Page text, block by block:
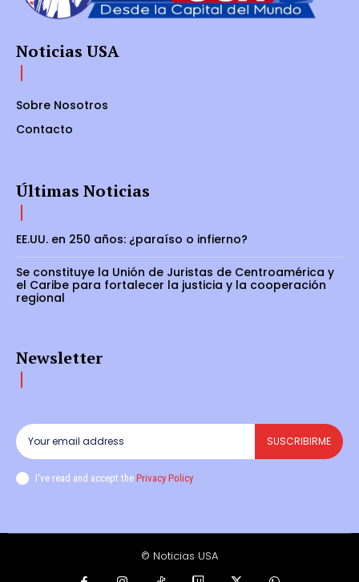
Noticias USA
Sobre Nosotros
Contacto
Últimas Noticias
EE.UU. en 250 años: ¿paraíso o infierno?
Se constituye la Unión de Juristas de Centroamérica y
el Caribe para fortalecer la justicia y la cooperación
regional
Newsletter
SUSCRIBIRME
I've read and accept the Privacy Policy.
© Noticias USA